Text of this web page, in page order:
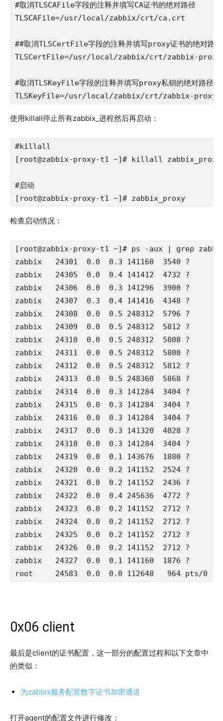
#取消TLSCAFile字段的注释并填写CA证书的绝对路径
TLSCAFile=/usr/local/zabbix/crt/ca.crt
##取消TLSCertFile字段的注释并填写proxy证书的绝对路径
TLSCertFile=/usr/local/zabbix/crt/zabbix-
#取消TLSKeyFile字段的注释并填写proxy私钥的绝对路径
TLSKeyFile=/usr/local/zabbix/crt/zabbix-
使用killall停止所有zabbix_进程然后再启动：
#killall
[root@zabbix-proxy-t1 ~]# killall zabbix_proxy
#启动
[root@zabbix-proxy-t1 ~]# zabbix_proxy
检查启动情况：
[root@zabbix-proxy-t1 ~]# ps -aux | grep
zabbix   24301  0.0  0.3 141160  3540 ?
zabbix   24305  0.0  0.4 141412  4732 ?
zabbix   24306  0.0  0.3 141296  3900 ?
zabbix   24307  0.3  0.4 141416  4348 ?
zabbix   24308  0.0  0.5 248312  5796 ?
zabbix   24309  0.0  0.5 248312  5812 ?
zabbix   24310  0.0  0.5 248312  5808 ?
zabbix   24311  0.0  0.5 248312  5800 ?
zabbix   24312  0.0  0.5 248312  5812 ?
zabbix   24313  0.0  0.5 248360  5868 ?
zabbix   24314  0.0  0.3 141284  3404 ?
zabbix   24315  0.0  0.3 141284  3404 ?
zabbix   24316  0.0  0.3 141284  3404 ?
zabbix   24317  0.0  0.3 141320  4028 ?
zabbix   24318  0.0  0.3 141284  3404 ?
zabbix   24319  0.0  0.1 143676  1880 ?
zabbix   24320  0.0  0.2 141152  2524 ?
zabbix   24321  0.0  0.2 141152  2436 ?
zabbix   24322  0.0  0.4 245636  4772 ?
zabbix   24323  0.0  0.2 141152  2712 ?
zabbix   24324  0.0  0.2 141152  2712 ?
zabbix   24325  0.0  0.2 141152  2712 ?
zabbix   24326  0.0  0.2 141152  2712 ?
zabbix   24327  0.0  0.1 141160  1876 ?
root     24583  0.0  0.0 112648   964 pts/0
0x06 client
最后是client的证书配置，这一部分的配置过程和以下文章中
的类似：
为zabbix服务配置数字证书加密通道
打开agent的配置文件进行修改：